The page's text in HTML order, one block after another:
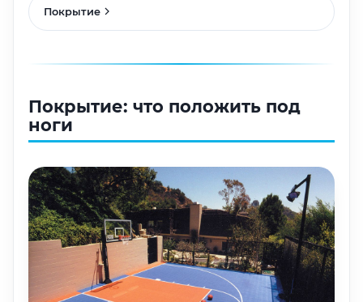
Покрытие
Покрытие: что положить под
ноги